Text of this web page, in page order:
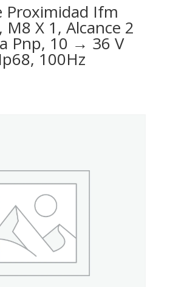
Proximidad Ifm
M8 X 1, Alcance 2
Pnp, 10 → 36 V
100Hz